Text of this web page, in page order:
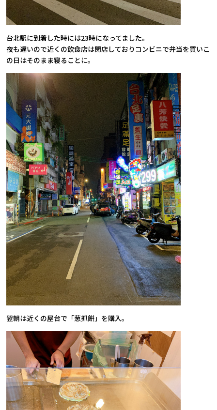
台北駅に到着した時には23時になってました。
夜も遅いので近くの飲食店は閉店しておりコンビニで弁当を買いこ
の日はそのまま寝ることに。
翌朝は近くの屋台で「葱抓餅」を購入。